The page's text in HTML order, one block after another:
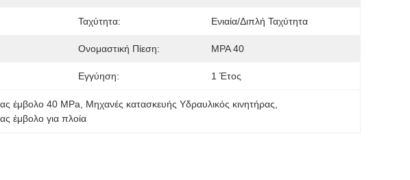
Ταχύτητα: Ενιαία/διπλή Ταχύτητα
Ονομαστική Πίεση: MPA 40
Εγγύηση: 1 Έτος
έμβολο 40 MPa Μηχανές κατασκευής Υδραυλικός κινητήρας
έμβολο για πλοία